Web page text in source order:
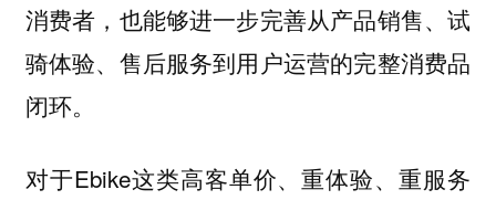
消费者，也能够进一步完善从产品销售、试
骑体验、售后服务到用户运营的完整消费品
闭环。
对于Ebike这类高客单价、重体验、重服务